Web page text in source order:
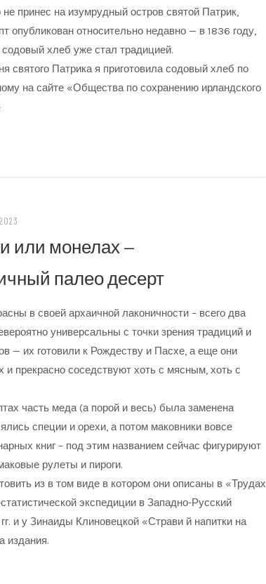
не принес на изумрудный остров святой Патрик,
опубликован относительно недавно — в 1836 году,
хлеб уже стал традицией.
святого Патрика я приготовила содовый хлеб по
на сайте «Общества по сохранению ирландского
или монелах —
палео десерт
в своей архаичной лаконичности – всего два
универсальны с точки зрения традиций и
— их готовили к Рождеству и Пасхе, а еще они
прекрасно соседствуют хоть с мясным, хоть с
часть меда (а порой и весь) была заменена
специи и орехи, а потом маковники вовсе
книг – под этим названием сейчас фигурируют
рулеты и пироги.
из в том виде в котором они описаны в «Трудах
экспедиции в Западно-Русский
и у Зинаиды Клиновецкой «Страви й напитки на
издания.